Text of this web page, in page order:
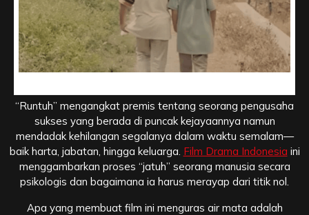
“Runtuh” mengangkat premis tentang seorang pengusaha
sukses yang berada di puncak kejayaannya namun
mendadak kehilangan segalanya dalam waktu semalam—
baik harta, jabatan, hingga keluarga. Film Drama Indonesia ini
menggambarkan proses “jatuh” seorang manusia secara
psikologis dan bagaimana ia harus merayap dari titik nol.
Apa yang membuat film ini menguras air mata adalah